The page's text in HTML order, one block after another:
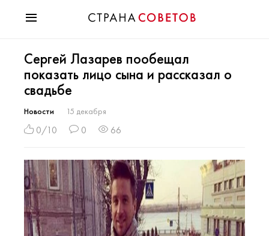
Мода
Звезды
Гороскопы
Здоровье
Психология
Разное
Праздники
Сергей Лазарев пообещал
показать лицо сына и рассказал о
свадьбе
Новости 15 декабря
0/10 0 66